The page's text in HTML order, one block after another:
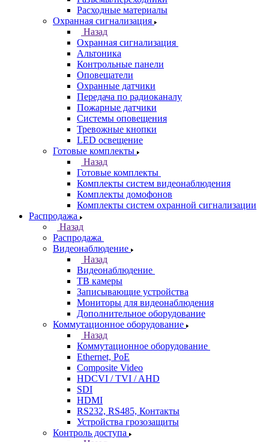
Расходные материалы
Охранная сигнализация
Назад
Охранная сигнализация
Альтоника
Контрольные панели
Оповещатели
Охранные датчики
Передача по радиоканалу
Пожарные датчики
Системы оповещения
Тревожные кнопки
LED освещение
Готовые комплекты
Назад
Готовые комплекты
Комплекты систем видеонаблюдения
Комплекты домофонов
Комплекты систем охранной сигнализации
Распродажа
Назад
Распродажа
Видеонаблюдение
Назад
Видеонаблюдение
ТВ камеры
Записывающие устройства
Мониторы для видеонаблюдения
Дополнительное оборудование
Коммутационное оборудование
Назад
Коммутационное оборудование
Ethernet, PoE
Composite Video
HDCVI / TVI / AHD
SDI
HDMI
RS232, RS485, Контакты
Устройства грозозащиты
Контроль доступа